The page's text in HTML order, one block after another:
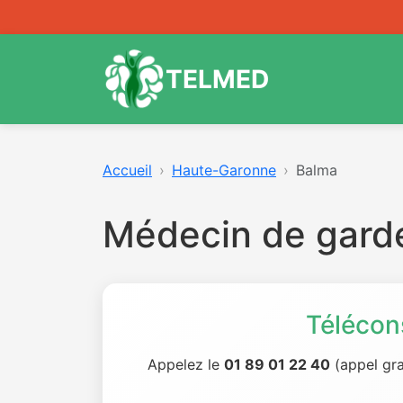
TELMED
Accueil Haute-Garonne Balma
Médecin de
Appelez le 01 89 01 22 40 (appel